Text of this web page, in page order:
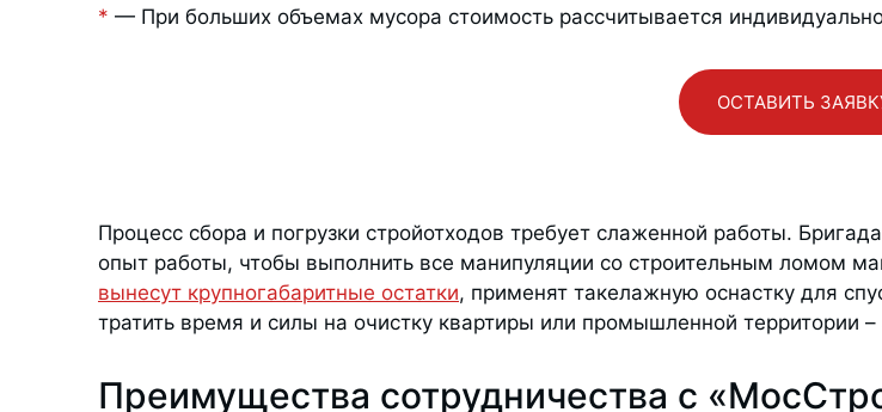
* — При больших объемах мусора стоимость рассчитывается
ОСТАВИТЬ
Процесс сбора и погрузки стройотходов требует слаженной работы.
опыт работы, чтобы выполнить все манипуляции со строительным ломом
вынесут крупногабаритные остатки, применят такелажную оснастку для
тратить время и силы на очистку квартиры или промышленной территории
Преимущества сотрудничества с